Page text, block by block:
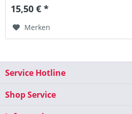
15,50 € *
Merken
Service Hotline
Shop Service